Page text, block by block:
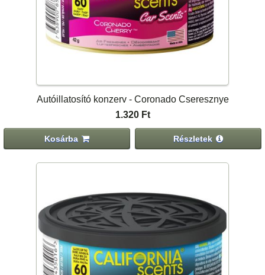
Autóillatosító konzerv - Coronado Cseresznye
1.320 Ft
Kosárba Részletek